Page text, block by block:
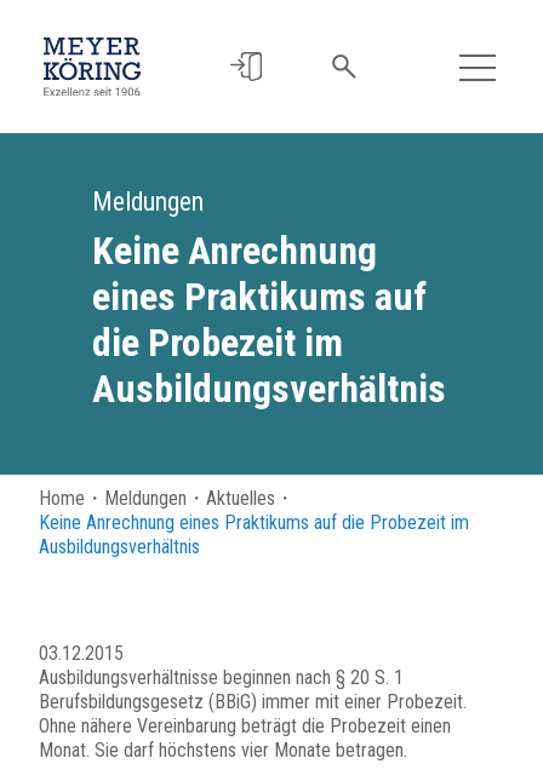
Meldungen
Keine Anrechnung
eines Praktikums auf
die Probezeit im
Ausbildungsverhältnis
Home ・ Meldungen ・ Aktuelles ・
Keine Anrechnung eines Praktikums auf die Probezeit im
Ausbildungsverhältnis
03.12.2015
Ausbildungsverhältnisse beginnen nach § 20 S. 1
Berufsbildungsgesetz (BBiG) immer mit einer Probezeit.
Ohne nähere Vereinbarung beträgt die Probezeit einen
Monat. Sie darf höchstens vier Monate betragen.